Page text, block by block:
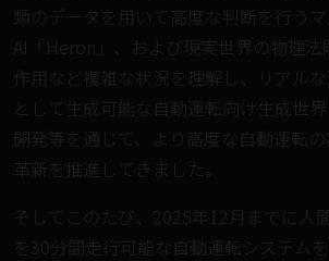
類のデータを用いて高度な判断を行う
AI「Heron」、および現実世界の物理法
作用など複雑な状況を理解し、リアル
として生成可能な自動運転向け生成世
開発等を通じて、より高度な自動運転
革新を推進してきました。
そしてこのたび、2025年12月までに人
を30分間走行可能な自動運転システム